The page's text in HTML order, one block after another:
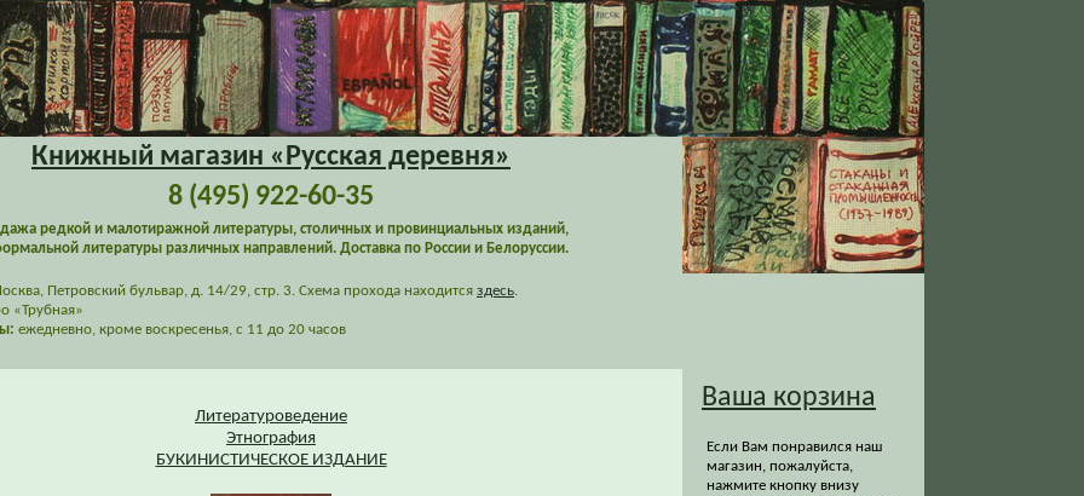
Книжный магазин «Русская деревня»
8 (495) 922-60-35
редкой и малотиражной литературы, столичных и провинциальных изданий,
литературы различных направлений. Доставка по России и Белоруссии.
Петровский бульвар, д. 14/29, стр. 3. Схема прохода находится здесь.
«Трубная»
ежедневно, кроме воскресенья, с 11 до 20 часов
Литературоведение
Этнография
БУКИНИСТИЧЕСКОЕ ИЗДАНИЕ
Ваша корзина
Если Вам понравился наш
магазин, пожалуйста,
нажмите кнопку внизу